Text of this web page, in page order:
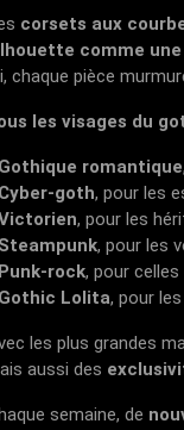
corsets aux
comme
chaque pièce
les visages du
Gothique romantique
Cyber-goth, pour les
, pour les
Steampunk, pour les
Punk-rock, pour
Gothic Lolita, pour
les plus grandes
aussi des
semaine, de